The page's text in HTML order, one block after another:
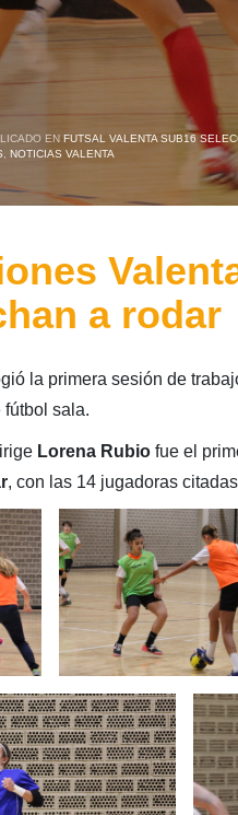
EN FUTSAL VALENTA SUB16
NOTICIAS VALENTA
a rodar
la primera sesión de
sala.
Lorena Rubiofue el
, con las 14 jugadoras